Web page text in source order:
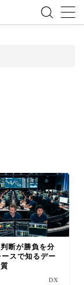
断が勝負を分
ースで知るデー
DX